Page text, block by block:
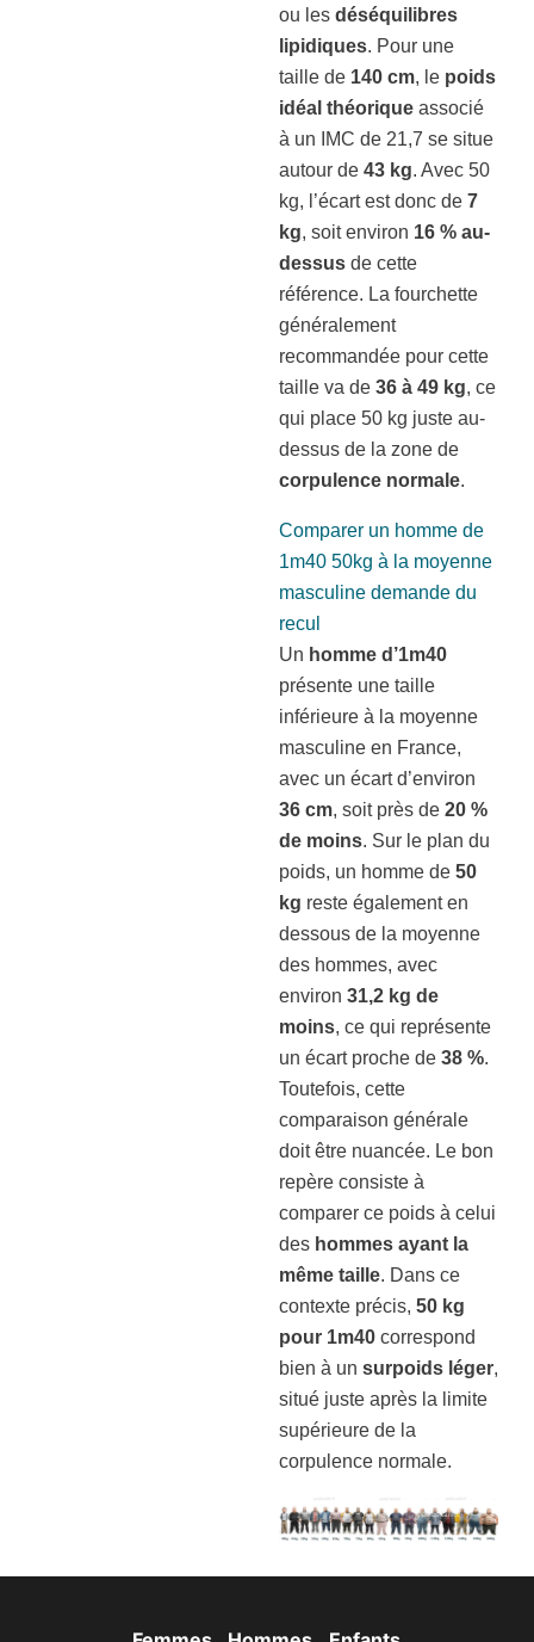
ou les déséquilibres
lipidiques. Pour une
taille de 140 cm, le poids
idéal théorique associé
à un IMC de 21,7 se situe
autour de 43 kg. Avec 50
kg, l’écart est donc de 7
kg, soit environ 16 % au-
dessus de cette
référence. La fourchette
généralement
recommandée pour cette
taille va de 36 à 49 kg, ce
qui place 50 kg juste au-
dessus de la zone de
corpulence normale.
Comparer un homme de
1m40 50kg à la moyenne
masculine demande du
recul
Un homme d’1m40
présente une taille
inférieure à la moyenne
masculine en France,
avec un écart d’environ
36 cm, soit près de 20 %
de moins. Sur le plan du
poids, un homme de 50
kg reste également en
dessous de la moyenne
des hommes, avec
environ 31,2 kg de
moins, ce qui représente
un écart proche de 38 %.
Toutefois, cette
comparaison générale
doit être nuancée. Le bon
repère consiste à
comparer ce poids à celui
des hommes ayant la
même taille. Dans ce
contexte précis, 50 kg
pour 1m40 correspond
bien à un surpoids léger,
situé juste après la limite
supérieure de la
corpulence normale.